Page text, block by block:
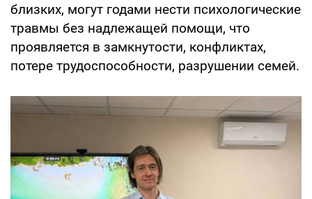
близких, могут годами нести психологические
травмы без надлежащей помощи, что
проявляется в замкнутости, конфликтах,
потере трудоспособности, разрушении семей.